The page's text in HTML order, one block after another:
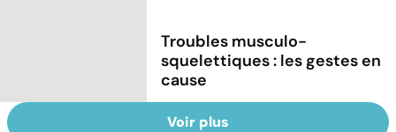
Troubles musculo-
squelettiques : les gestes en
cause
Voir plus